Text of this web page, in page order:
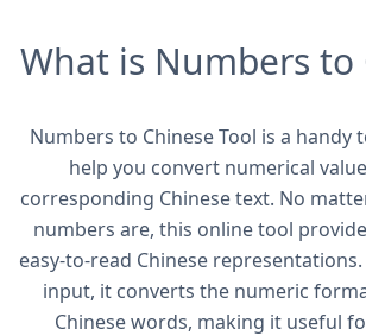
What is Numbers to
Numbers to Chinese Tool is a handy
help you convert numerical
corresponding Chinese text. No
numbers are, this online tool
easy-to-read Chinese
input, it converts the numeric
Chinese words, making it useful